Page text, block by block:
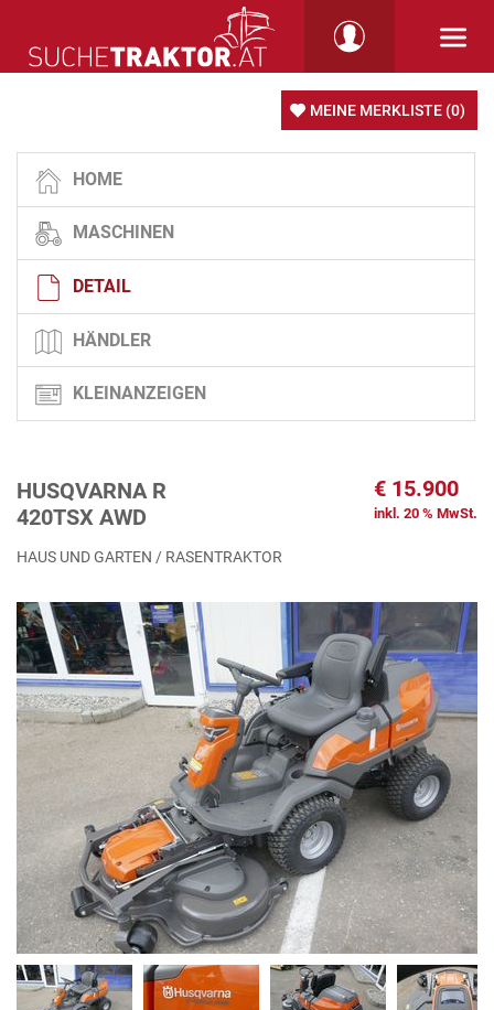
MEINE MERKLISTE (0)
HOME
MASCHINEN
DETAIL
HÄNDLER
KLEINANZEIGEN
HUSQVARNA R
420TSX AWD
€ 15.900
inkl. 20 % MwSt.
HAUS UND GARTEN / RASENTRAKTOR